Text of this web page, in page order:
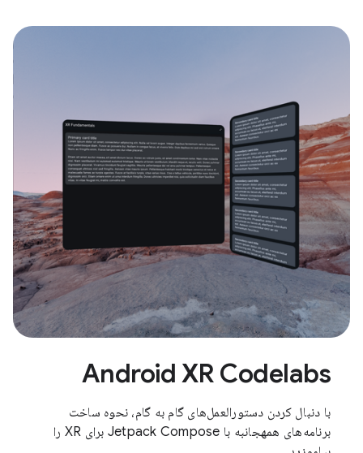
Android XR Codelabs
با دنبال کردن دستورالعمل‌های گام به گام، نحوه ساخت
برنامه‌های همهجانبه با Jetpack Compose برای XR را